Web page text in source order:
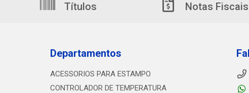
Títulos Notas Fiscais
Departamentos
ACESSORIOS PARA ESTAMPO
CONTROLADOR DE TEMPERATURA